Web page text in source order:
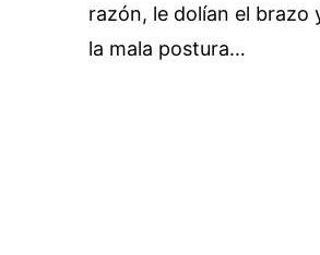
razón, le dolían el brazo
la mala postura…